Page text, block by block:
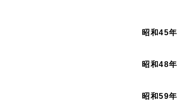
昭和45年
昭和48年
昭和59年